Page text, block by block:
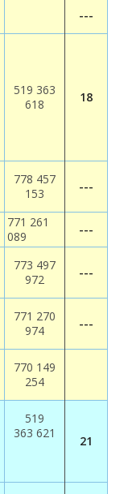
---
519 363
618
18
778 457
153
---
771 261
089
---
773 497
972
---
771 270
974
---
770 149
254
519
363 621
21